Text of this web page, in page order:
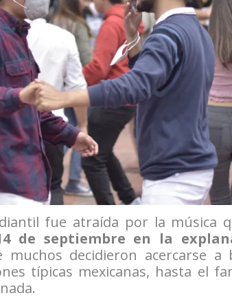
fue atraída por la música
de septiembre en la
decidieron acercarse a
típicas mexicanas, hasta el